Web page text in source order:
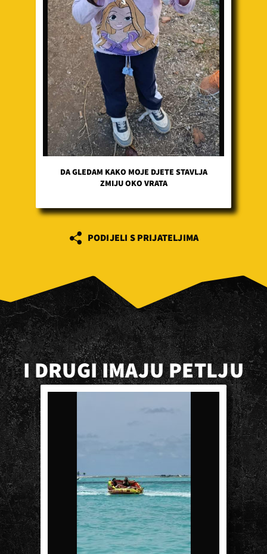
DA GLEDAM KAKO MOJE DJETE STAVLJA
ZMIJU OKO VRATA
PODIJELI S PRIJATELJIMA
I DRUGI IMAJU PETLJU